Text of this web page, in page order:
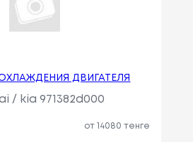
ДВИГАТЕЛЯ
/ kia 971382d000
от 14080 тенге